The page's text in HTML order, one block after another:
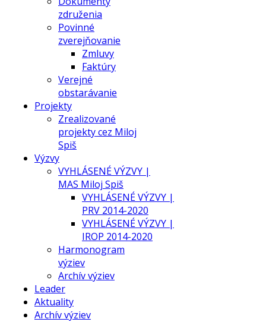
združenia
Povinné
zverejňovanie
Zmluvy
Faktúry
Verejné
obstarávanie
Projekty
Zrealizované
projekty cez Miloj
Spiš
Výzvy
VYHLÁSENÉ VÝZVY |
MAS Miloj Spiš
VYHLÁSENÉ VÝZVY |
PRV 2014-2020
VYHLÁSENÉ VÝZVY |
IROP 2014-2020
Harmonogram
výziev
Archív výziev
Leader
Aktuality
Archív výziev